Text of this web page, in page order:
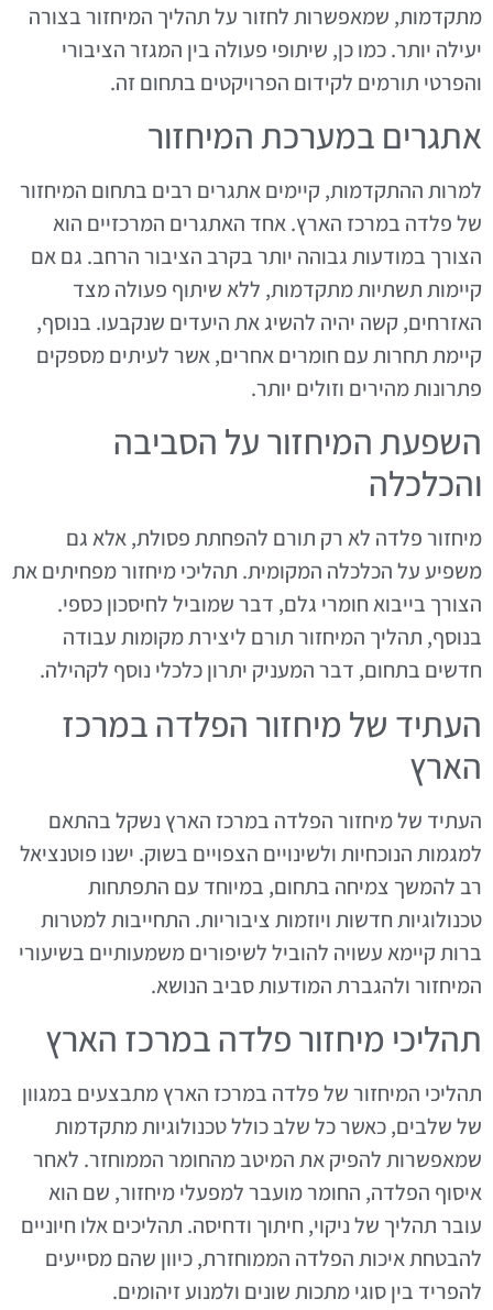
מתקדמות, שמאפשרות לחזור על תהליך המיחזור בצורה
יעילה יותר. כמו כן, שיתופי פעולה בין המגזר הציבורי
והפרטי תורמים לקידום הפרויקטים בתחום זה.
אתגרים במערכת המיחזור
למרות ההתקדמות, קיימים אתגרים רבים בתחום המיחזור
של פלדה במרכז הארץ. אחד האתגרים המרכזיים הוא
הצורך במודעות גבוהה יותר בקרב הציבור הרחב. גם אם
קיימות תשתיות מתקדמות, ללא שיתוף פעולה מצד
האזרחים, קשה יהיה להשיג את היעדים שנקבעו. בנוסף,
קיימת תחרות עם חומרים אחרים, אשר לעיתים מספקים
פתרונות מהירים וזולים יותר.
השפעת המיחזור על הסביבה
והכלכלה
מיחזור פלדה לא רק תורם להפחתת פסולת, אלא גם
משפיע על הכלכלה המקומית. תהליכי מיחזור מפחיתים את
הצורך בייבוא חומרי גלם, דבר שמוביל לחיסכון כספי.
בנוסף, תהליך המיחזור תורם ליצירת מקומות עבודה
חדשים בתחום, דבר המעניק יתרון כלכלי נוסף לקהילה.
העתיד של מיחזור הפלדה במרכז
הארץ
העתיד של מיחזור הפלדה במרכז הארץ נשקל בהתאם
למגמות הנוכחיות ולשינויים הצפויים בשוק. ישנו פוטנציאל
רב להמשך צמיחה בתחום, במיוחד עם התפתחות
טכנולוגיות חדשות ויוזמות ציבוריות. התחייבות למטרות
ברות קיימא עשויה להוביל לשיפורים משמעותיים בשיעורי
המיחזור ולהגברת המודעות סביב הנושא.
תהליכי מיחזור פלדה במרכז הארץ
תהליכי המיחזור של פלדה במרכז הארץ מתבצעים במגוון
של שלבים, כאשר כל שלב כולל טכנולוגיות מתקדמות
שמאפשרות להפיק את המיטב מהחומר הממוחזר. לאחר
איסוף הפלדה, החומר מועבר למפעלי מיחזור, שם הוא
עובר תהליך של ניקוי, חיתוך ודחיסה. תהליכים אלו חיוניים
להבטחת איכות הפלדה הממוחזרת, כיוון שהם מסייעים
להפריד בין סוגי מתכות שונים ולמנוע זיהומים.